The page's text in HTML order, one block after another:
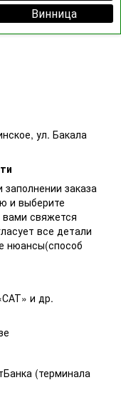
Винница
ул. Бакала
заказа
и выберите
свяжется
все детали
нюансы(способ
и др.
(терминала